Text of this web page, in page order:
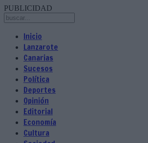
PUBLICIDAD
Inicio
Lanzarote
Canarias
Sucesos
Política
Deportes
Opinión
Editorial
Economía
Cultura